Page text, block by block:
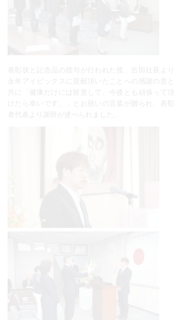
表彰状と記念品の授与が行われた後、吉田社長より
永年アイビックスに貢献頂いたことへの感謝の意と
共に「健康だけには留意して、今後とも頑張って頂
けたら幸いです。」とお祝いの言葉が贈られ、表彰
者代表より謝辞が述べられました。